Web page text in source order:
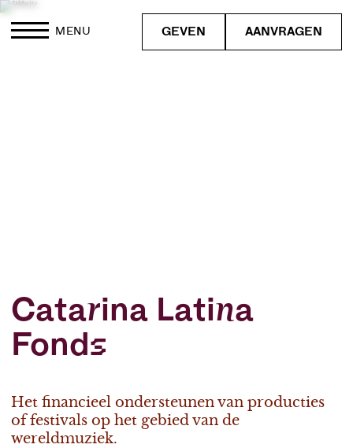
GEVEN AANVRAGEN
MENU
Catarina Latina
Fonds
Het financieel ondersteunen van producties
of festivals op het gebied van de
wereldmuziek.